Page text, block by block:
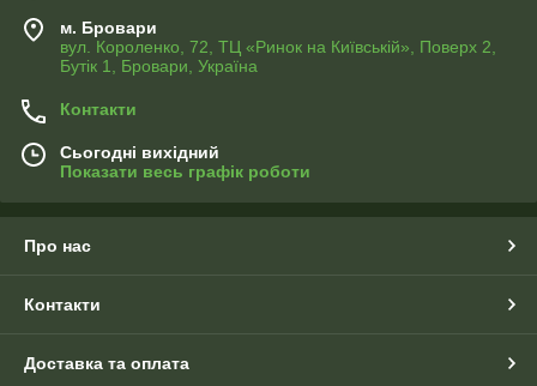
м. Бровари
вул. Короленко, 72, ТЦ «Ринок на Київській», Поверх 2,
Бутік 1, Бровари, Україна
Контакти
Сьогодні вихідний
Показати весь графік роботи
Про нас
Контакти
Доставка та оплата